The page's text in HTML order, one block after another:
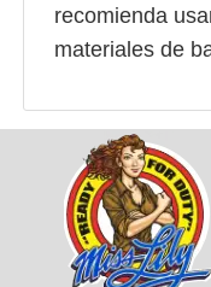
recomienda
materiales de